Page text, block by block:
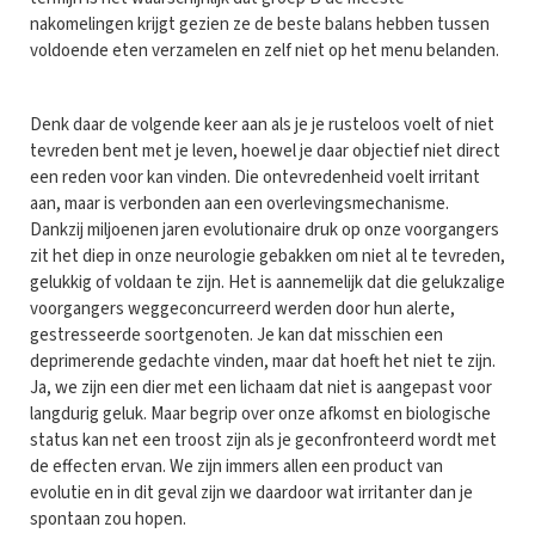
nakomelingen krijgt gezien ze de beste balans hebben tussen
voldoende eten verzamelen en zelf niet op het menu belanden.
Denk daar de volgende keer aan als je je rusteloos voelt of niet
tevreden bent met je leven, hoewel je daar objectief niet direct
een reden voor kan vinden. Die ontevredenheid voelt irritant
aan, maar is verbonden aan een overlevingsmechanisme.
Dankzij miljoenen jaren evolutionaire druk op onze voorgangers
zit het diep in onze neurologie gebakken om niet al te tevreden,
gelukkig of voldaan te zijn. Het is aannemelijk dat die gelukzalige
voorgangers weggeconcurreerd werden door hun alerte,
gestresseerde soortgenoten. Je kan dat misschien een
deprimerende gedachte vinden, maar dat hoeft het niet te zijn.
Ja, we zijn een dier met een lichaam dat niet is aangepast voor
langdurig geluk. Maar begrip over onze afkomst en biologische
status kan net een troost zijn als je geconfronteerd wordt met
de effecten ervan. We zijn immers allen een product van
evolutie en in dit geval zijn we daardoor wat irritanter dan je
spontaan zou hopen.